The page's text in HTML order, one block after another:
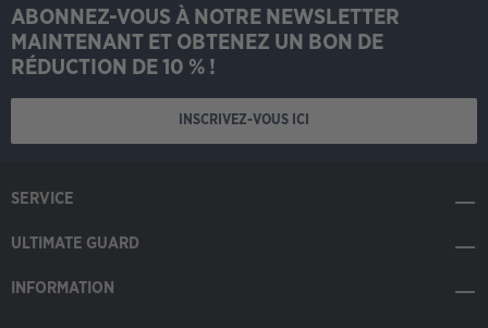
ABONNEZ-VOUS À NOTRE NEWSLETTER
MAINTENANT ET OBTENEZ UN BON DE
RÉDUCTION DE 10 % !
INSCRIVEZ-VOUS ICI
SERVICE
ULTIMATE GUARD
INFORMATION